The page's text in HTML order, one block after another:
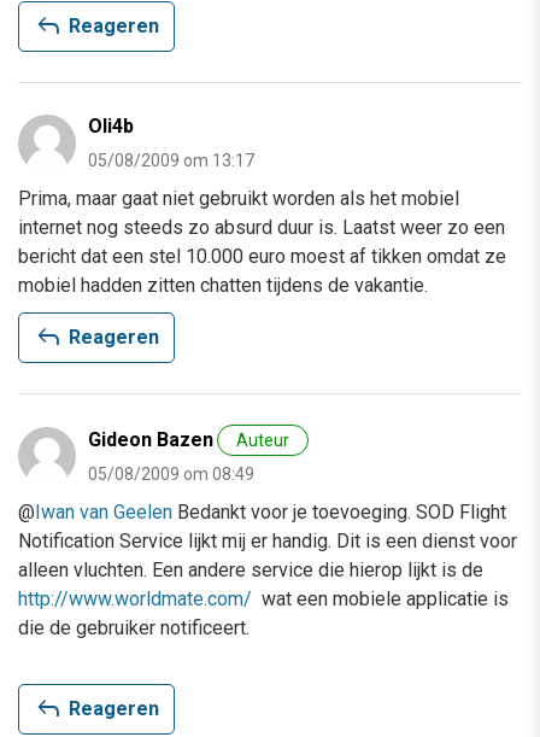
reply Reageren
Oli4b
05/08/2009 om 13:17
Prima, maar gaat niet gebruikt worden als het mobiel
internet nog steeds zo absurd duur is. Laatst weer zo een
bericht dat een stel 10.000 euro moest af tikken omdat ze
mobiel hadden zitten chatten tijdens de vakantie.
reply Reageren
Gideon Bazen
Auteur
05/08/2009 om 08:49
@ Iwan van Geelen Bedankt voor je toevoeging. SOD Flight
Notification Service lijkt mij er handig. Dit is een dienst voor
alleen vluchten. Een andere service die hierop lijkt is de
http://www.worldmate.com/ wat een mobiele applicatie is
die de gebruiker notificeert.
reply Reageren